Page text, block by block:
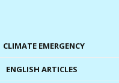
CLIMATE EMERGENCY
ENGLISH ARTICLES